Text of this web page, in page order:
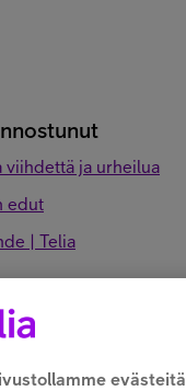
viihdettä ja urheilua
edut
| Telia
evästeitä